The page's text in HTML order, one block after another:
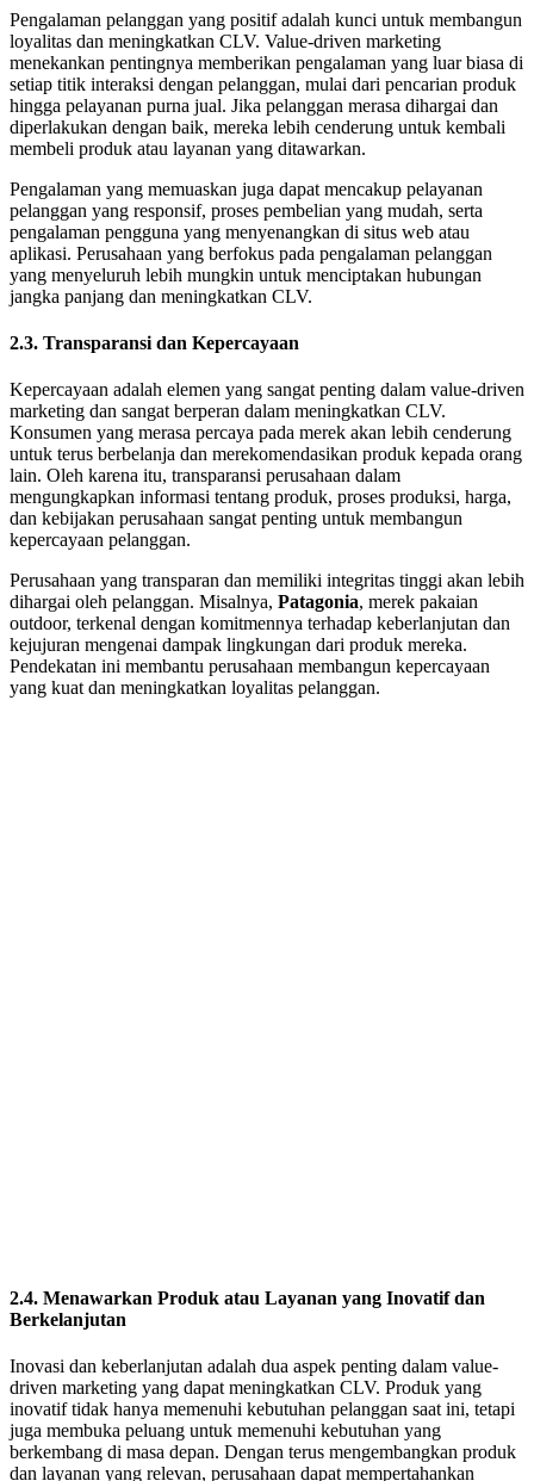
Pengalaman pelanggan yang positif adalah kunci untuk membangun
loyalitas dan meningkatkan CLV. Value-driven marketing
menekankan pentingnya memberikan pengalaman yang luar biasa di
setiap titik interaksi dengan pelanggan, mulai dari pencarian produk
hingga pelayanan purna jual. Jika pelanggan merasa dihargai dan
diperlakukan dengan baik, mereka lebih cenderung untuk kembali
membeli produk atau layanan yang ditawarkan.
Pengalaman yang memuaskan juga dapat mencakup pelayanan
pelanggan yang responsif, proses pembelian yang mudah, serta
pengalaman pengguna yang menyenangkan di situs web atau
aplikasi. Perusahaan yang berfokus pada pengalaman pelanggan
yang menyeluruh lebih mungkin untuk menciptakan hubungan
jangka panjang dan meningkatkan CLV.
2.3. Transparansi dan Kepercayaan
Kepercayaan adalah elemen yang sangat penting dalam value-driven
marketing dan sangat berperan dalam meningkatkan CLV.
Konsumen yang merasa percaya pada merek akan lebih cenderung
untuk terus berbelanja dan merekomendasikan produk kepada orang
lain. Oleh karena itu, transparansi perusahaan dalam
mengungkapkan informasi tentang produk, proses produksi, harga,
dan kebijakan perusahaan sangat penting untuk membangun
kepercayaan pelanggan.
Perusahaan yang transparan dan memiliki integritas tinggi akan lebih
dihargai oleh pelanggan. Misalnya, Patagonia, merek pakaian
outdoor, terkenal dengan komitmennya terhadap keberlanjutan dan
kejujuran mengenai dampak lingkungan dari produk mereka.
Pendekatan ini membantu perusahaan membangun kepercayaan
yang kuat dan meningkatkan loyalitas pelanggan.
2.4. Menawarkan Produk atau Layanan yang Inovatif dan
Berkelanjutan
Inovasi dan keberlanjutan adalah dua aspek penting dalam value-
driven marketing yang dapat meningkatkan CLV. Produk yang
inovatif tidak hanya memenuhi kebutuhan pelanggan saat ini, tetapi
juga membuka peluang untuk memenuhi kebutuhan yang
berkembang di masa depan. Dengan terus mengembangkan produk
dan layanan yang relevan, perusahaan dapat mempertahankan